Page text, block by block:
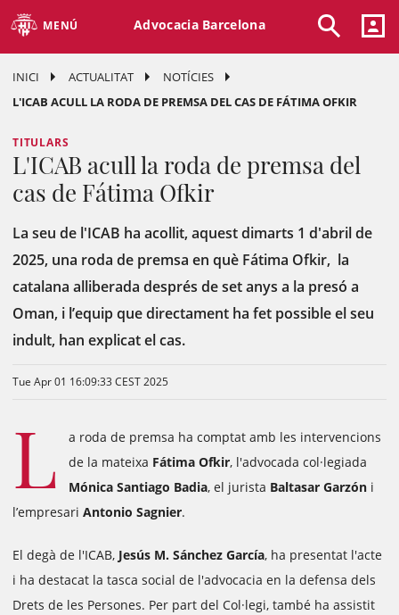
MENÚ Advocacia Barcelona
INICI ACTUALITAT
NOTÍCIES
L'ICAB ACULL LA RODA DE PREMSA DEL CAS DE FÁTIMA OFKIR
TITULARS
L'ICAB acull la roda de premsa del
cas de Fátima Ofkir
La seu de l'ICAB ha acollit, aquest dimarts 1 d'abril de
2025, una roda de premsa en què Fátima Ofkir, la
catalana alliberada després de set anys a la presó a
Oman, i l’equip que directament ha fet possible el seu
indult, han explicat el cas.
Tue Apr 01 16:09:33 CEST 2025
L
a roda de premsa ha comptat amb les intervencions
de la mateixa Fátima Ofkir, l'advocada col·legiada
Mónica Santiago Badia, el jurista Baltasar Garzón i
l’empresari Antonio Sagnier.
El degà de l'ICAB, Jesús M. Sánchez García, ha presentat l'acte
i ha destacat la tasca social de l'advocacia en la defensa dels
Drets de les Persones. Per part del Col·legi, també ha assistit